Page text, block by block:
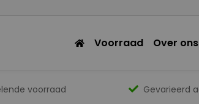
Voorraad Over ons
voorraad Gevarieerd